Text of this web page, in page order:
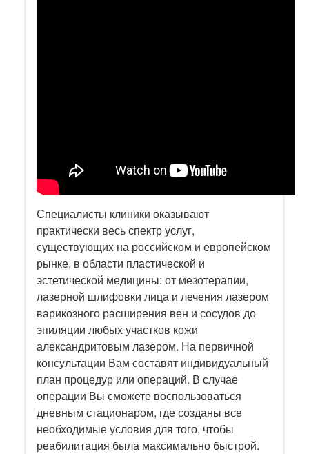
Специалисты клиники оказывают
практически весь спектр услуг,
существующих на российском и европейском
рынке, в области пластической и
эстетической медицины: от мезотерапии,
лазерной шлифовки лица и лечения лазером
варикозного расширения вен и сосудов до
эпиляции любых участков кожи
александритовым лазером. На первичной
консультации Вам составят индивидуальный
план процедур или операций. В случае
операции Вы сможете воспользоваться
дневным стационаром, где созданы все
необходимые условия для того, чтобы
реабилитация была максимально быстрой.